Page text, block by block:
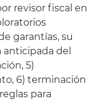
revisor fiscal en
garantías, su
del
5)
6) terminación
para